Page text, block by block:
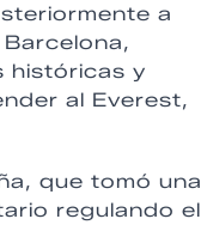
a
históricas y
al Everest,
que tomó una
regulando el